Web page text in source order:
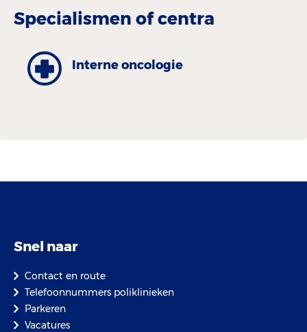
Specialismen of centra
Interne oncologie
Snel naar
Contact en route
Telefoonnummers poliklinieken
Parkeren
Vacatures